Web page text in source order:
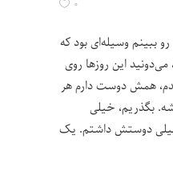
۰
ببینم وسیله‌ای بود که
می‌دونید این روزها روی
همش دوست دارم هر
بگذریم، خیلی
خیلی دوستش داشتم. یک